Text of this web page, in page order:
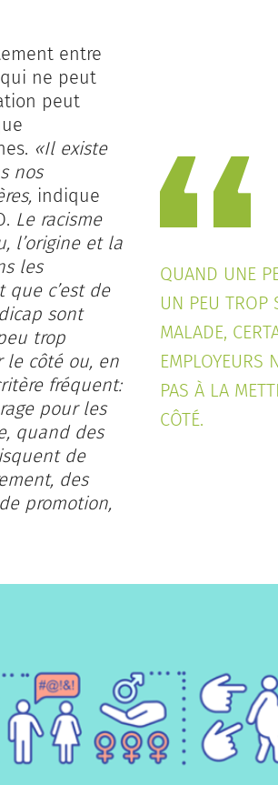
entre
ne peut
peut
«Il existe
nos
indique
Le racisme
l’origine et la
les
que c’est de
sont
trop
le côté ou, en
fréquent:
pour les
quand des
de
des
promotion,
QUAND UNE
UN PEU TROP
MALADE,
EMPLOYEURS
PAS À LA
CÔTÉ.